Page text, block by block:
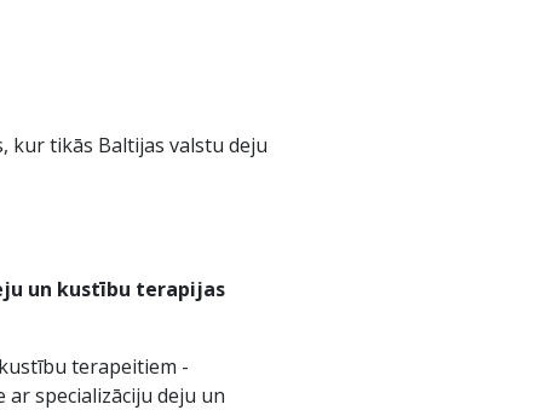
kur tikās Baltijas valstu deju
un kustību terapijas
terapeitiem -
specializāciju deju un